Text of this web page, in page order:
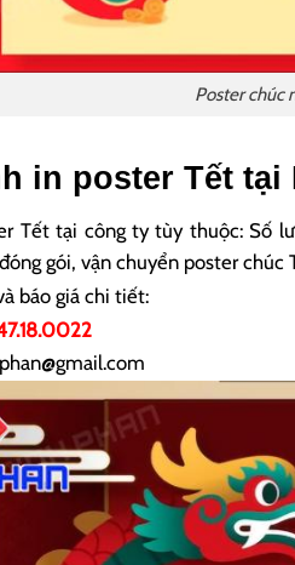
Poster chúc
in poster Tết tại
Tết tại công ty tùy thuộc: Số
gói, vận chuyển poster chúc
báo giá chi tiết: